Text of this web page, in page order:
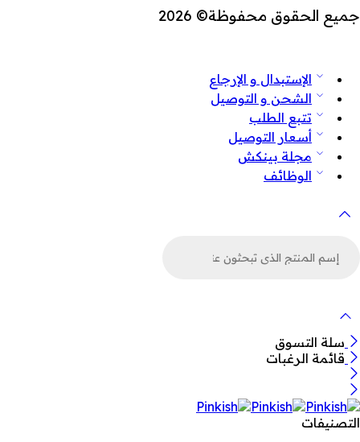
جميع الحقوق محفوظة© 2026
الإستبدال و الإرجاع
الشحن و التوصيل
تتبع الطلب
أسعار التوصيل
مجلة بينكش
الوظائف
سلة التسوق
قائمة الرغبات
التصنيفات